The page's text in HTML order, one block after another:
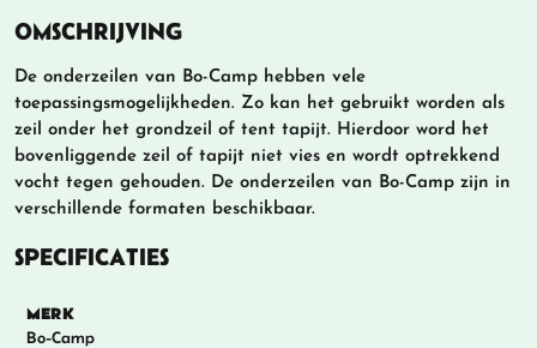
OMSCHRIJVING
De onderzeilen van Bo-Camp hebben vele
toepassingsmogelijkheden. Zo kan het gebruikt worden als
zeil onder het grondzeil of tent tapijt. Hierdoor word het
bovenliggende zeil of tapijt niet vies en wordt optrekkend
vocht tegen gehouden. De onderzeilen van Bo-Camp zijn in
verschillende formaten beschikbaar.
SPECIFICATIES
MERK
Bo-Camp